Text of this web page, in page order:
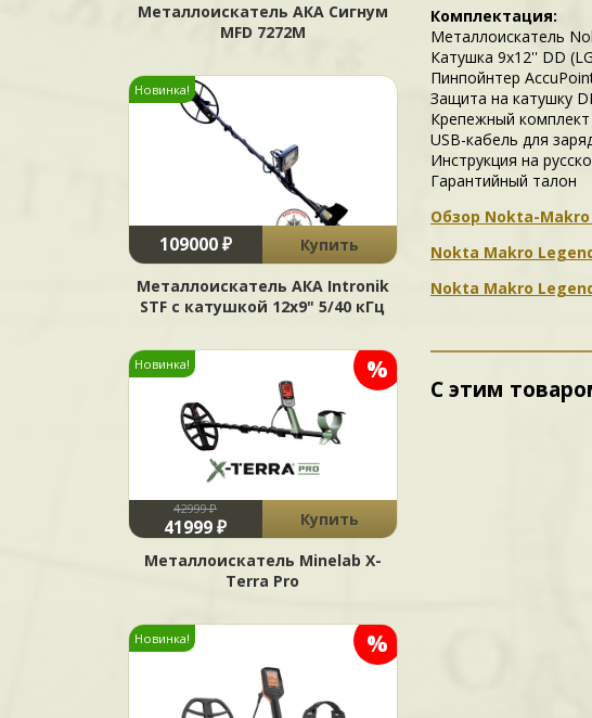
Металлоискатель АКА Сигнум
MFD 7272М
Новинка!
109000 ₽
Купить
Металлоискатель АКА Intronik
STF c катушкой 12x9" 5/40 кГц
%
Новинка!
42999 ₽
41999 ₽
Купить
Металлоискатель Minelab X-
Terra Pro
%
Новинка!
Комплектация:
Металлоискатель
Катушка 9х12'' DD
Пинпойнтер
Защита на катушку
Крепежный
USB-кабель для
Инструкция на
Гарантийный талон
Обзор Nokta-
Nokta Makro
Nokta Makro
С этим